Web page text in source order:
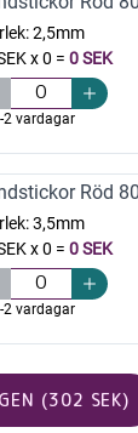
2,5mm
x 0 = 0 SEK
2 vardagar
Röd
3,5mm
x 0 = 0 SEK
2 vardagar
(302 SEK)